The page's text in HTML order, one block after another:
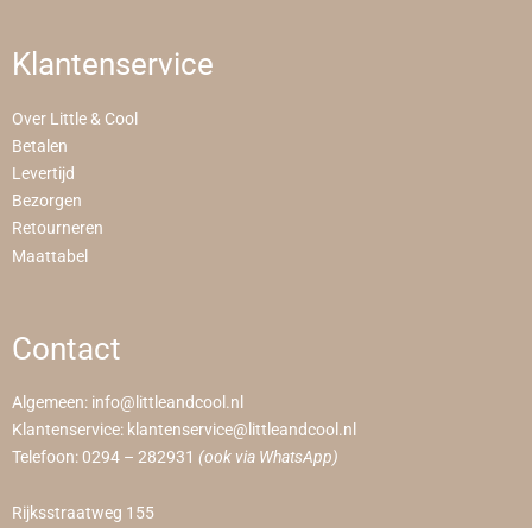
Klantenservice
Over Little & Cool
Betalen
Levertijd
Bezorgen
Retourneren
Maattabel
Contact
Algemeen: info@littleandcool.nl
Klantenservice: klantenservice@littleandcool.nl
Telefoon: 0294 – 282931 (ook via WhatsApp)
Rijksstraatweg 155